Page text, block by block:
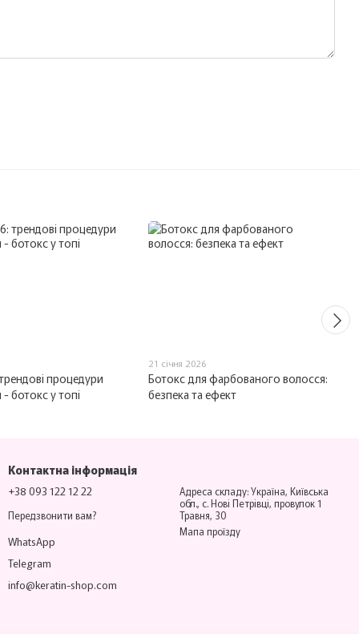
процедури
ботокс у топі
21 січня 2026
Ботокс для фарбованого волосся:
безпека та ефект
Контактна інформація
+38 093 122 12 22
Передзвонити вам?
WhatsApp
Telegram
info@keratin-shop.com
Адреса складу: Україна, Київська
обл., с. Нові Петрівці, провулок 1
Травня, 30
Мапа проїзду